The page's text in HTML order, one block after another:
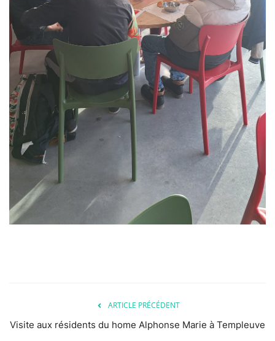
ARTICLE PRÉCÉDENT
Visite aux résidents du home Alphonse Marie à Templeuve